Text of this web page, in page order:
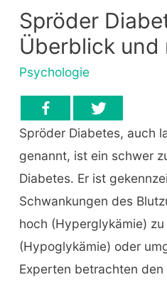
Spröder
Überblick und
Psychologie
Spröder Diabetes, auch
genannt, ist ein schwer
Diabetes. Er ist
Schwankungen des
hoch (Hyperglykämie)
(Hypoglykämie) oder
Experten betrachten